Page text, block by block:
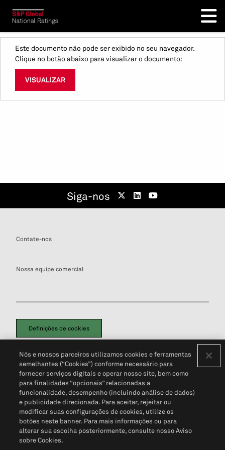
Este documento não pode ser exibido no seu navegador.
Clique no botão abaixo para visualizar o documento:
VISUALIZAR
Siga-nos
Contate-nos
Nossa equipe comercial
Definições de cookies
Política de PrivacidadePortal de privacidade do cliente (em inglês)
Não Venda Minhas Informações Pessoais© 2026 S&P Global
Nós e nossos parceiros utilizamos cookies e ferramentas
semelhantes (“Cookies”) conforme necessário para
fornecer serviços digitais e operar nosso site, bem como
para finalidades “opcionais” relacionadas a
funcionalidade, desempenho (incluindo análise de dados)
e publicidade direcionada. Para aceitar, rejeitar ou
modificar suas configurações de cookies, utilize os
botões neste banner. Para mais informações ou para
alterar sua escolha posteriormente, consulte nosso Aviso
sobre Cookies.